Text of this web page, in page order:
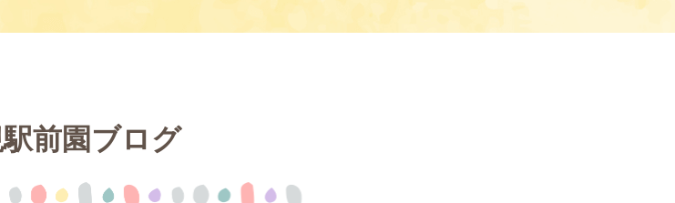
前園ブログ